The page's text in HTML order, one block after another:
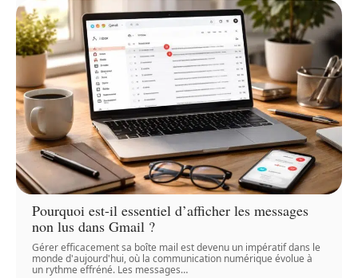
Pourquoi est-il essentiel d’afficher les messages
non lus dans Gmail ?
Gérer efficacement sa boîte mail est devenu un impératif dans le
monde d'aujourd'hui, où la communication numérique évolue à
un rythme effréné. Les messages…